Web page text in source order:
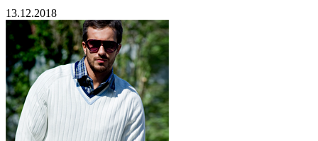
13.12.2018